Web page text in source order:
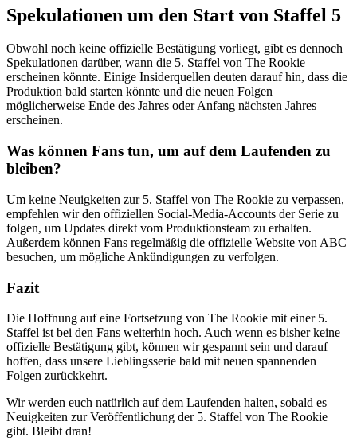
Spekulationen um den Start von Staffel 5
Obwohl noch keine offizielle Bestätigung vorliegt, gibt es dennoch
Spekulationen darüber, wann die 5. Staffel von The Rookie
erscheinen könnte. Einige Insiderquellen deuten darauf hin, dass die
Produktion bald starten könnte und die neuen Folgen
möglicherweise Ende des Jahres oder Anfang nächsten Jahres
erscheinen.
Was können Fans tun, um auf dem Laufenden zu
bleiben?
Um keine Neuigkeiten zur 5. Staffel von The Rookie zu verpassen,
empfehlen wir den offiziellen Social-Media-Accounts der Serie zu
folgen, um Updates direkt vom Produktionsteam zu erhalten.
Außerdem können Fans regelmäßig die offizielle Website von ABC
besuchen, um mögliche Ankündigungen zu verfolgen.
Fazit
Die Hoffnung auf eine Fortsetzung von The Rookie mit einer 5.
Staffel ist bei den Fans weiterhin hoch. Auch wenn es bisher keine
offizielle Bestätigung gibt, können wir gespannt sein und darauf
hoffen, dass unsere Lieblingsserie bald mit neuen spannenden
Folgen zurückkehrt.
Wir werden euch natürlich auf dem Laufenden halten, sobald es
Neuigkeiten zur Veröffentlichung der 5. Staffel von The Rookie
gibt. Bleibt dran!